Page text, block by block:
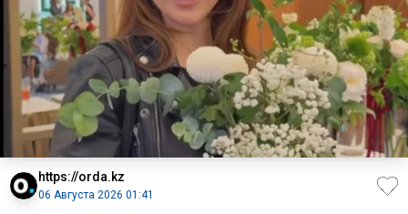
https://orda.kz
06 Августа 2026 01:41